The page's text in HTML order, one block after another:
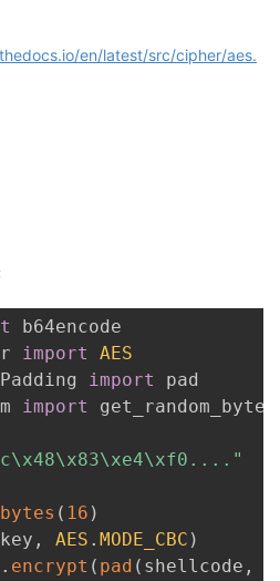
en/latest/src/cipher/aes.
b64encode
import
AES
Padding import
pad
import get_random_bytes
( 16 )
key , AES . MODE_CBC )
. encrypt ( pad ( shellcode ,